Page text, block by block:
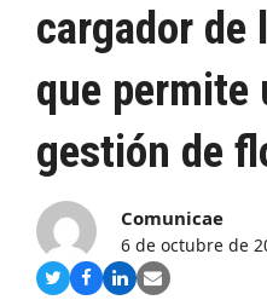
cargador
que permite
gestión de
Comunicae
6 de octubre de
Compartir
Compartir
Compartir
Share